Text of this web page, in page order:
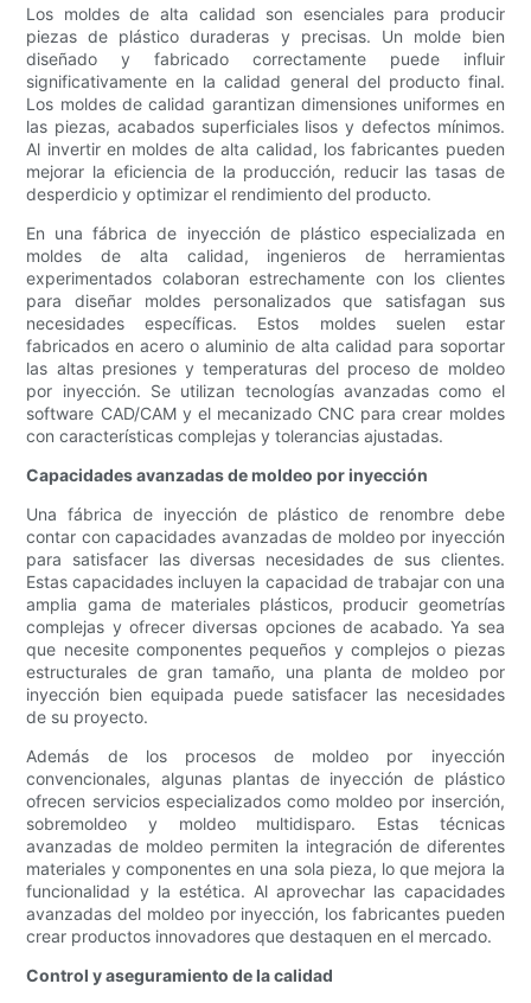
Los moldes de alta calidad son esenciales para producir
piezas de plástico duraderas y precisas. Un molde bien
diseñado y fabricado correctamente puede influir
significativamente en la calidad general del producto final.
Los moldes de calidad garantizan dimensiones uniformes en
las piezas, acabados superficiales lisos y defectos mínimos.
Al invertir en moldes de alta calidad, los fabricantes pueden
mejorar la eficiencia de la producción, reducir las tasas de
desperdicio y optimizar el rendimiento del producto.
En una fábrica de inyección de plástico especializada en
moldes de alta calidad, ingenieros de herramientas
experimentados colaboran estrechamente con los clientes
para diseñar moldes personalizados que satisfagan sus
necesidades específicas. Estos moldes suelen estar
fabricados en acero o aluminio de alta calidad para soportar
las altas presiones y temperaturas del proceso de moldeo
por inyección. Se utilizan tecnologías avanzadas como el
software CAD/CAM y el mecanizado CNC para crear moldes
con características complejas y tolerancias ajustadas.
Capacidades avanzadas de moldeo por inyección
Una fábrica de inyección de plástico de renombre debe
contar con capacidades avanzadas de moldeo por inyección
para satisfacer las diversas necesidades de sus clientes.
Estas capacidades incluyen la capacidad de trabajar con una
amplia gama de materiales plásticos, producir geometrías
complejas y ofrecer diversas opciones de acabado. Ya sea
que necesite componentes pequeños y complejos o piezas
estructurales de gran tamaño, una planta de moldeo por
inyección bien equipada puede satisfacer las necesidades
de su proyecto.
Además de los procesos de moldeo por inyección
convencionales, algunas plantas de inyección de plástico
ofrecen servicios especializados como moldeo por inserción,
sobremoldeo y moldeo multidisparo. Estas técnicas
avanzadas de moldeo permiten la integración de diferentes
materiales y componentes en una sola pieza, lo que mejora la
funcionalidad y la estética. Al aprovechar las capacidades
avanzadas del moldeo por inyección, los fabricantes pueden
crear productos innovadores que destaquen en el mercado.
Control y aseguramiento de la calidad